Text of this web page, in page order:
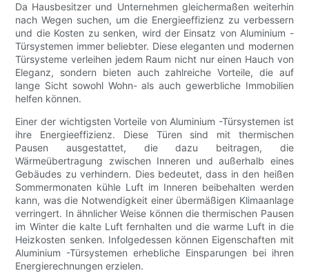
Da Hausbesitzer und Unternehmen gleichermaßen weiterhin
nach Wegen suchen, um die Energieeffizienz zu verbessern
und die Kosten zu senken, wird der Einsatz von Aluminium -
Türsystemen immer beliebter. Diese eleganten und modernen
Türsysteme verleihen jedem Raum nicht nur einen Hauch von
Eleganz, sondern bieten auch zahlreiche Vorteile, die auf
lange Sicht sowohl Wohn- als auch gewerbliche Immobilien
helfen können.
Einer der wichtigsten Vorteile von Aluminium -Türsystemen ist
ihre Energieeffizienz. Diese Türen sind mit thermischen
Pausen ausgestattet, die dazu beitragen, die
Wärmeübertragung zwischen Inneren und außerhalb eines
Gebäudes zu verhindern. Dies bedeutet, dass in den heißen
Sommermonaten kühle Luft im Inneren beibehalten werden
kann, was die Notwendigkeit einer übermäßigen Klimaanlage
verringert. In ähnlicher Weise können die thermischen Pausen
im Winter die kalte Luft fernhalten und die warme Luft in die
Heizkosten senken. Infolgedessen können Eigenschaften mit
Aluminium -Türsystemen erhebliche Einsparungen bei ihren
Energierechnungen erzielen.